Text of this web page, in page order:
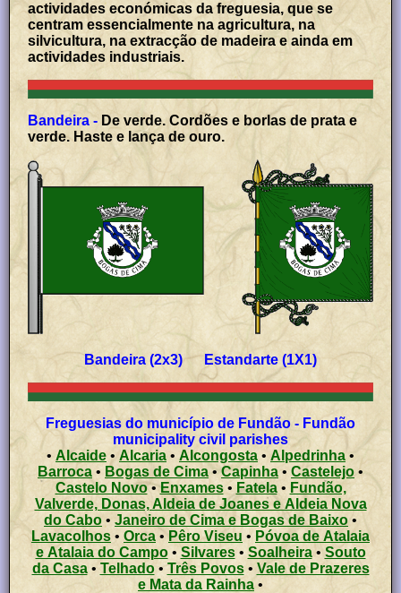
actividades económicas da freguesia, que se
centram essencialmente na agricultura, na
silvicultura, na extracção de madeira e ainda em
actividades industriais.
Bandeira - De verde. Cordões e borlas de prata e
verde. Haste e lança de ouro.
Bandeira (2x3) Estandarte (1X1)
Freguesias do município de Fundão - Fundão
municipality civil parishes
• Alcaide • Alcaria • Alcongosta • Alpedrinha •
Barroca • Bogas de Cima •Capinha• Castelejo •
Castelo Novo •Enxames• Fatela• Fundão,
Valverde, Donas, Aldeia de Joanes e Aldeia Nova
do Cabo• Janeiro de Cima e Bogas de Baixo •
Lavacolhos • Orca • Pêro Viseu • Póvoa de Atalaia
e Atalaia do Campo• Silvares• Soalheira• Souto
da Casa • Telhado•Três Povos• Vale de Prazeres
e Mata da Rainha •